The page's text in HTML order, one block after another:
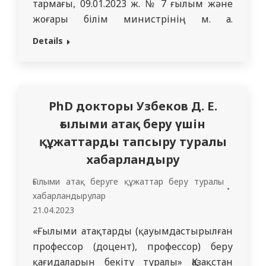
тармағы, 09.01.2023 ж. № 7 ғылым және
жоғары білім министрінің м. а.
Бұйрығының ережесін толықтыруына
бұйрығының…
Details
PhD докторы Узбеков Д. Е.
ғылыми атақ беру үшін
құжаттарды тапсыру туралы
хабарландыру
Ғылыми атақ беруге құжаттар беру туралы
хабарландырулар
21.04.2023
«Ғылыми атақтарды (қауымдастырылған
профессор (доцент), профессор) беру
қағидаларын бекіту туралы» Қазақстан